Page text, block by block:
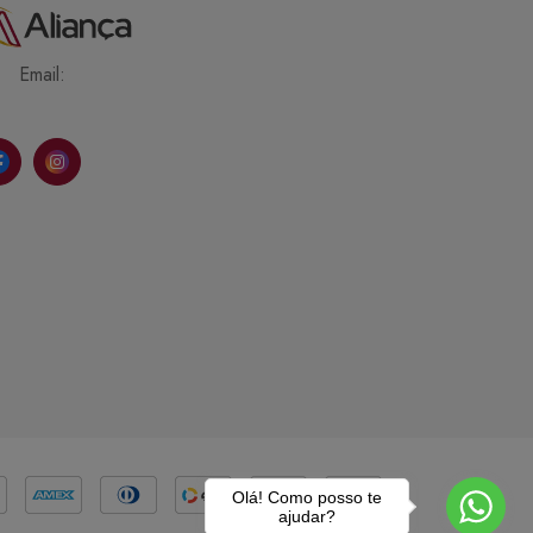
Email:
Olá! Como posso te
ajudar?